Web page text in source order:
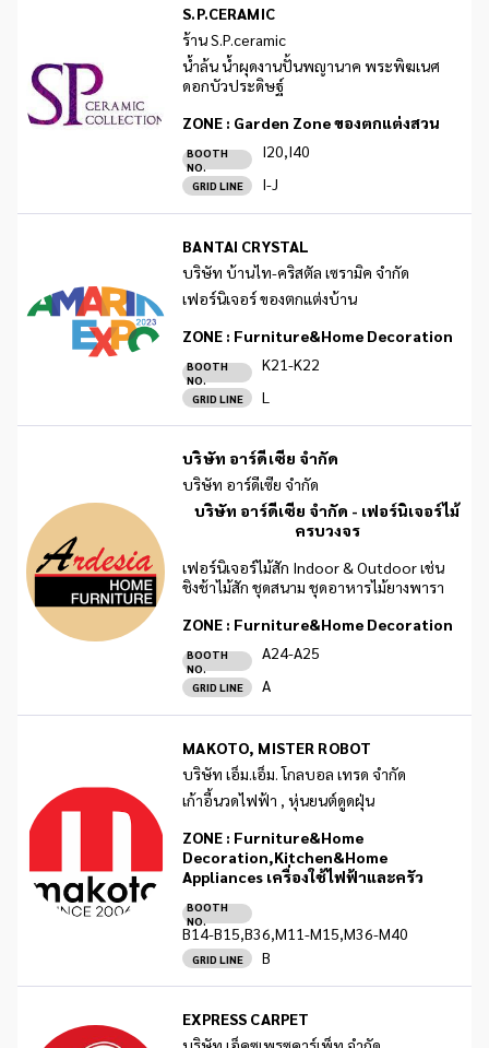
S.P.CERAMIC
ร้าน S.P.ceramic
น้ำล้น น้ำผุดงานปั้นพญานาค พระพิฆเนศ
ดอกบัวประดิษฐ์
ZONE : Garden Zone ของตกแต่งสวน
BOOTH
NO.
I20,I40
GRID LINE I-J
BANTAI CRYSTAL
บริษัท บ้านไท-คริสตัล เซรามิค จำกัด
เฟอร์นิเจอร์ ของตกแต่งบ้าน
ZONE : Furniture&Home Decoration
BOOTH
NO.
K21-K22
GRID LINE L
บริษัท อาร์ดีเซีย จำกัด
บริษัท อาร์ดีเซีย จำกัด
บริษัท อาร์ดีเซีย จำกัด - เฟอร์นิเจอร์ไม้
ครบวงจร
เฟอร์นิเจอร์ไม้สัก Indoor & Outdoor เช่น
ชิงช้าไม้สัก ชุดสนาม ชุดอาหารไม้ยางพารา
ZONE : Furniture&Home Decoration
BOOTH
NO.
A24-A25
GRID LINE A
MAKOTO, MISTER ROBOT
บริษัท เอ็ม.เอ็ม. โกลบอล เทรด จำกัด
เก้าอี้นวดไฟฟ้า , หุ่นยนต์ดูดฝุ่น
ZONE : Furniture&Home
Decoration,Kitchen&Home
Appliances เครื่องใช้ไฟฟ้าและครัว
BOOTH
NO.
B14-B15,B36,M11-M15,M36-M40
GRID LINE B
EXPRESS CARPET